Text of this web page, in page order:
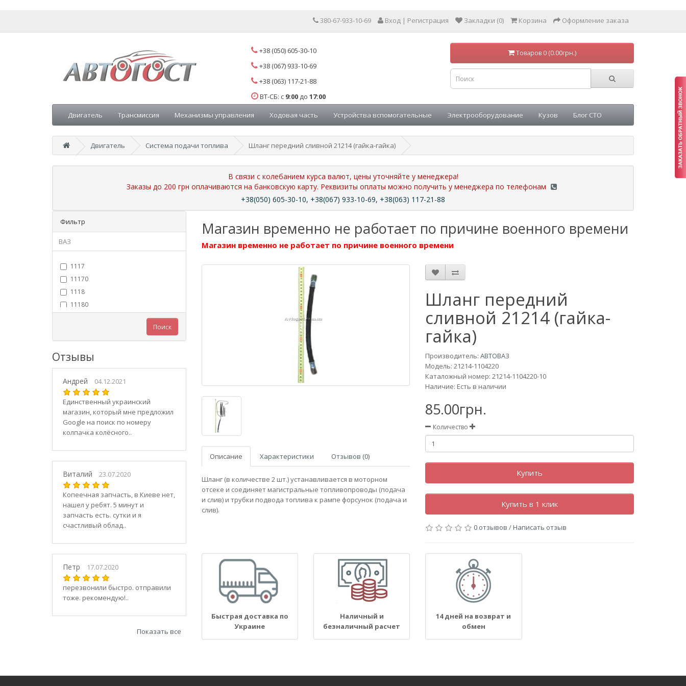
380-67-933-10-69 Вход | Регистрация Закладки (0) Корзина Оформление заказа
+38 (050) 605-30-10
+38 (067) 933-10-69
+38 (063) 117-21-88
ВТ-СБ: с 9:00 до 17:00
Товаров 0 (0.00грн.)
Двигатель Трансмиссия Механизмы управления Ходовая часть Устройства вспомогательные Электрооборудование Кузов Блог СТО
Двигатель Система подачи топлива Шланг передний сливной 21214 (гайка-гайка)
В связи с колебанием курса валют, цены уточняйте у менеджера!
Заказы до 200 грн оплачиваются на банковскую карту. Реквизиты оплаты можно получить у менеджера по телефонам
+38(050) 605-30-10, +38(067) 933-10-69, +38(063) 117-21-88
Фильтр
ВАЗ
1117
11170
1118
11180
11186
1119
11190
11194
2101
21010
2102
21020
21040
21044
21047
2107
21070
21073
2109
Поиск
Отзывы
Андрей 04.12.2021
Единственный украинский
магазин, который мне предложил
Google на поиск по номеру
колпачка колёсного..
Виталий 23.07.2020
Копеечная запчасть, в Киеве нет,
нашел у ребят. 5 минут и
запчасть есть. сутки и я
счастливый облад..
Петр 17.07.2020
перезвонили быстро. отправили
тоже. рекомендую!..
Показать все
Магазин временно не работает по причине военного времени
Магазин временно не работает по причине военного времени
Описание Характеристики Отзывов (0)
Шланг (в количестве 2 шт.) устанавливается в моторном
отсеке и соединяет магистральные топливопроводы (подача
и слив) и трубки подвода топлива к рампе форсунок (подача и
слив).
Шланг передний
сливной 21214 (гайка-
гайка)
Производитель:АВТОВАЗ
Модель:21214-1104220
Каталожный номер: 21214-1104220-10
Наличие: Есть в наличии
85.00грн.
Количество
Купить
Купить в 1 клик
0 отзывов /Написать отзыв
Быстрая доставка по
Украине
Наличный и
безналичный расчет
14 дней на возврат и
обмен